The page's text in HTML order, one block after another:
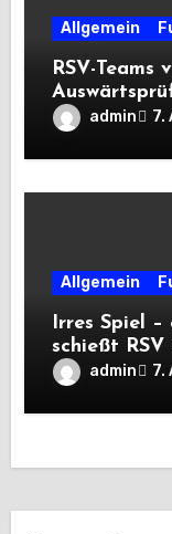
Allgemein
RSV-Teams
admin 7.
Allgemein
Irres Spiel –
schießt
Premiere
admin 7.